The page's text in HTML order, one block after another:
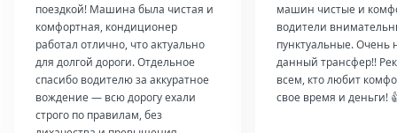
поездкой! Машина была чистая и
комфортная, кондиционер
работал отлично, что актуально
для долгой дороги. Отдельное
спасибо водителю за аккуратное
вождение — всю дорогу ехали
строго по правилам, без
машин чистые и
водители
пунктуальные. Очень
данный трансфер!!
всем, кто любит
свое время и деньги!